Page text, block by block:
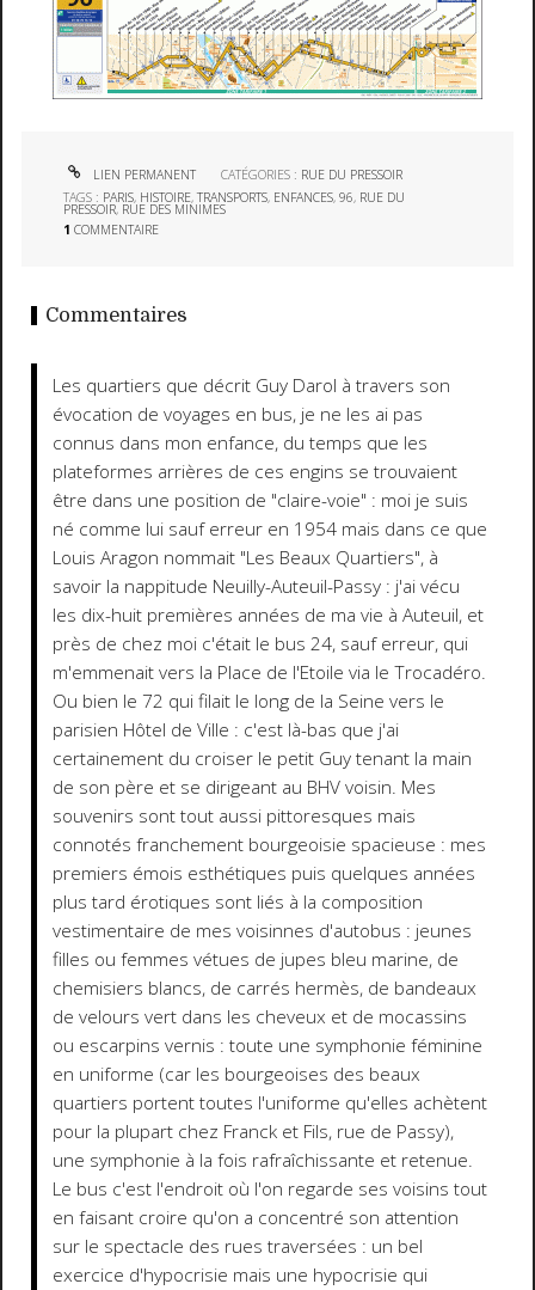
LIEN PERMANENT CATÉGORIES : RUE DU PRESSOIR
TAGS : PARIS, HISTOIRE,TRANSPORTS, ENFANCES,96, RUE DU
PRESSOIR, RUE DES MINIMES
1 COMMENTAIRE
Commentaires
Les quartiers que décrit Guy Darol à travers son
évocation de voyages en bus, je ne les ai pas
connus dans mon enfance, du temps que les
plateformes arrières de ces engins se trouvaient
être dans une position de "claire-voie" : moi je suis
né comme lui sauf erreur en 1954 mais dans ce que
Louis Aragon nommait "Les Beaux Quartiers", à
savoir la nappitude Neuilly-Auteuil-Passy : j'ai vécu
les dix-huit premières années de ma vie à Auteuil, et
près de chez moi c'était le bus 24, sauf erreur, qui
m'emmenait vers la Place de l'Etoile via le Trocadéro.
Ou bien le 72 qui filait le long de la Seine vers le
parisien Hôtel de Ville : c'est là-bas que j'ai
certainement du croiser le petit Guy tenant la main
de son père et se dirigeant au BHV voisin. Mes
souvenirs sont tout aussi pittoresques mais
connotés franchement bourgeoisie spacieuse : mes
premiers émois esthétiques puis quelques années
plus tard érotiques sont liés à la composition
vestimentaire de mes voisinnes d'autobus : jeunes
filles ou femmes vétues de jupes bleu marine, de
chemisiers blancs, de carrés hermès, de bandeaux
de velours vert dans les cheveux et de mocassins
ou escarpins vernis : toute une symphonie féminine
en uniforme (car les bourgeoises des beaux
quartiers portent toutes l'uniforme qu'elles achètent
pour la plupart chez Franck et Fils, rue de Passy),
une symphonie à la fois rafraîchissante et retenue.
Le bus c'est l'endroit où l'on regarde ses voisins tout
en faisant croire qu'on a concentré son attention
sur le spectacle des rues traversées : un bel
exercice d'hypocrisie mais une hypocrisie qui